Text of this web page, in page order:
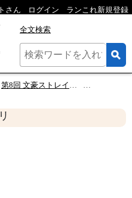
さん ログイン ランこれ新規登録
全文検索
第8回 文豪ストレイドッグス 人気キャラクター投票